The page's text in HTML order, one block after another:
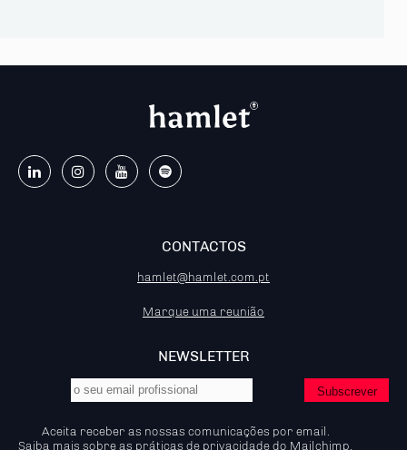
CONTACTOS
hamlet@hamlet.com.pt
Marque uma reunião
NEWSLETTER
Aceita receber as nossas comunicações por email.
Saiba mais sobre as práticas de privacidade do Mailchimp.